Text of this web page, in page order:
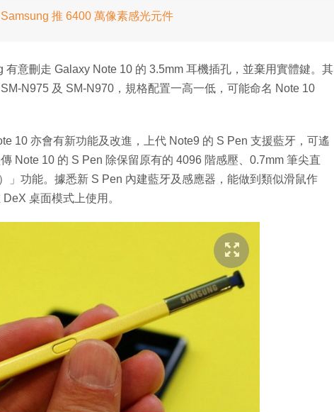
推 6400 萬像素感光元件
意刪走 Galaxy Note 10 的 3.5mm 耳機插孔，並棄用實體鍵。其
N975 及 SM-N970，規格配置一高一低，可能命名 Note 10
10 亦會有新功能及改進，上代 Note9 的 S Pen 支援藍牙，可遙
Note 10 的 S Pen 除保留原有的 4096 階感壓、0.7mm 筆尖直
」功能。據悉新 S Pen 內建藍牙及感應器，能做到類似滑鼠作
桌面模式上使用。